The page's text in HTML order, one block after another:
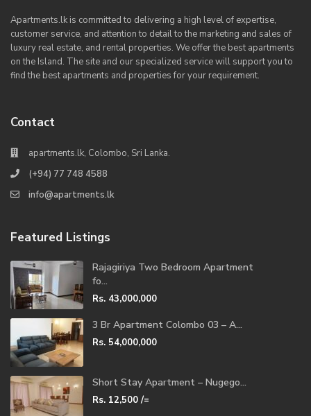
Apartments.lk is committed to delivering a high level of expertise,
customer service, and attention to detail to the marketing and sales of
luxury real estate, and rental properties. We offer the best apartments
on the Island. The site and our specialized service will support you to
find the best apartments and properties for your requirement.
Contact
apartments.lk, Colombo, Sri Lanka.
(+94) 77 748 4588
info@apartments.lk
Featured Listings
Rajagiriya Two Bedroom Apartment
fo...
Rs. 43,000,000
3 Br Apartment Colombo 03 – A...
Rs. 54,000,000
Short Stay Apartment – Nugego...
Rs. 12,500 /=